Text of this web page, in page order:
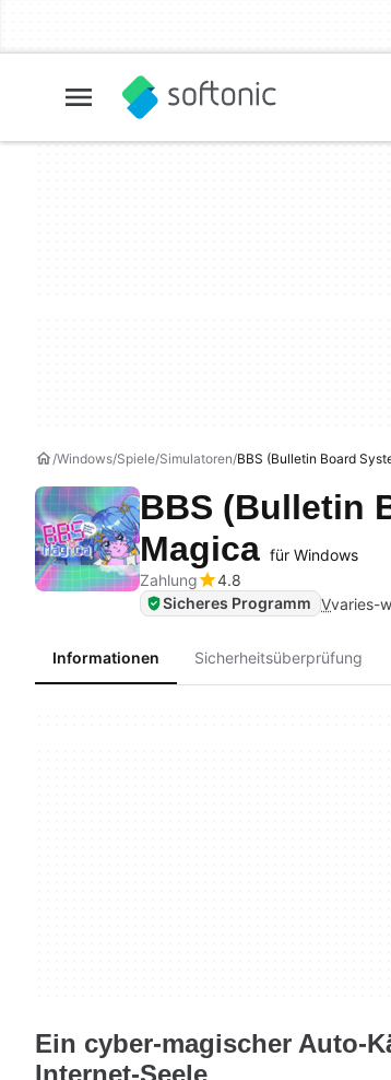
Windows Spiele Simulatoren BBS (Bulletin Board
BBS (Bulletin
Magica für Windows
Zahlung
4.8
Sicheres Programm Vvaries-
Informationen Sicherheitsüberprüfung
Ein cyber-magischer Auto-
Internet-Seele